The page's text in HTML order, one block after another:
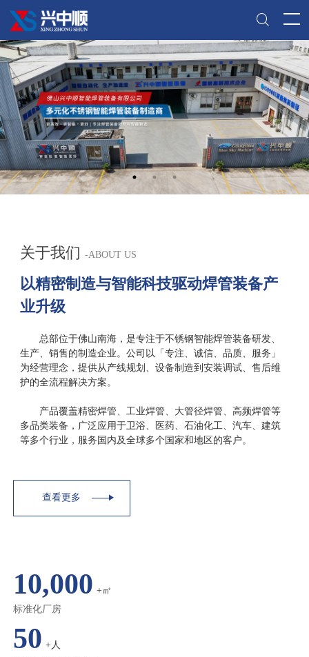
关于我们-ABOUT US
以精密制造与智能科技驱动焊管装备产
业升级
总部位于佛山南海，是专注于不锈钢智能焊管装备研发、
生产、销售的制造企业。公司以「专注、诚信、品质、服务」
为经营理念，提供从产线规划、设备制造到安装调试、售后维
护的全流程解决方案。
产品覆盖精密焊管、工业焊管、大管径焊管、高频焊管等
多品类装备，广泛应用于卫浴、医药、石油化工、汽车、建筑
等多个行业，服务国内及全球多个国家和地区的客户。
查看更多
10,000 +㎡
标准化厂房
50 +人